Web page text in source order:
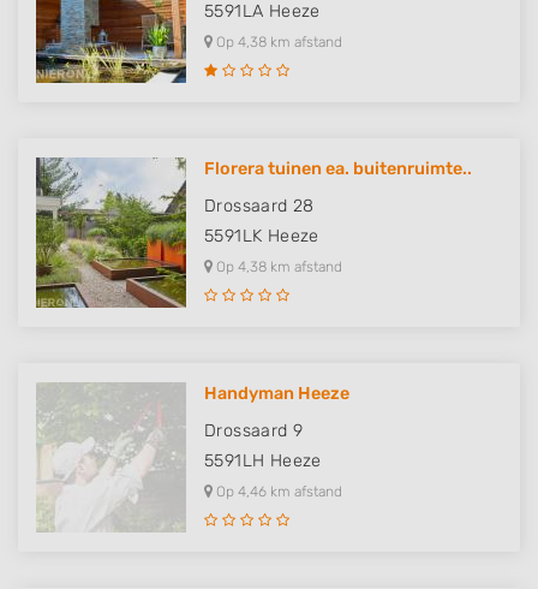
5591LA Heeze
Op 4,38 km afstand
Florera tuinen ea. buitenruimte..
Drossaard 28
5591LK Heeze
Op 4,38 km afstand
Handyman Heeze
Drossaard 9
5591LH Heeze
Op 4,46 km afstand